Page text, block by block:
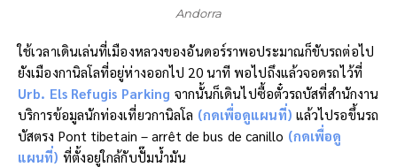
Andorra
ใช้เวลาเดินเล่นที่เมืองหลวงของอันดอร์ราพอประมาณก็ขับรถต่อไป
ยังเมืองกานิลโลที่อยู่ห่างออกไป 20 นาที พอไปถึงแล้วจอดรถไว้ที่
Urb. Els Refugis Parking จากนั้นก็เดินไปซื้อตั๋วรถบัสที่สำนักงาน
บริการข้อมูลนักท่องเที่ยวกานิลโล (กดเพื่อดูแผนที่) แล้วไปรอขึ้นรถ
บัสตรง Pont tibetain – arrêt de bus de canillo (กดเพื่อดู
แผนที่) ที่ตั้งอยู่ใกล้กับปั๊มน้ำมัน